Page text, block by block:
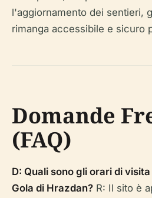
l'aggiornamento dei sentieri,
rimanga accessibile e sicuro
Domande
(FAQ)
D: Quali sono gli orari di
Gola di Hrazdan? R: Il sito è